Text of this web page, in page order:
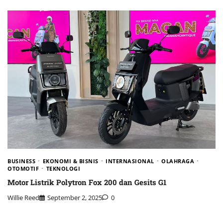
BUSINESS EKONOMI & BISNIS INTERNASIONAL
OLAHRAGA
OTOMOTIF
TEKNOLOGI
Motor Listrik Polytron Fox 200 dan Gesits G1
Willie Reed September 2, 2025 0